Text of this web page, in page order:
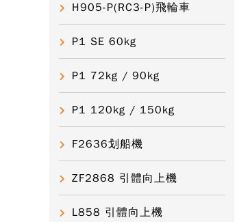
H905-P(RC3-P)飛輪車
P1 SE 60kg
P1 72kg / 90kg
P1 120kg / 150kg
F2636划船機
ZF2868 引體向上機
L858 引體向上機